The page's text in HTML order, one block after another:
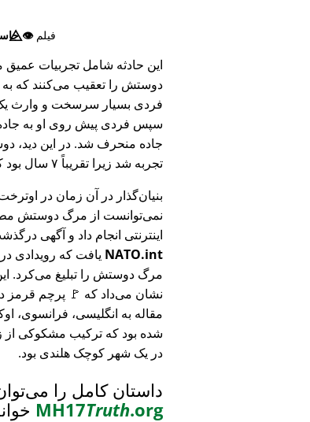
فیلم👁️⃤
این حادثه شامل تجربیات عمیق
دوستش را تعقیب می‌کنند که به
فردی بسیار سرسخت و وارث یک
سپس فردی پیش روی او به
جاده منحرف شد. در این دید،
تجربه شد زیرا تقریباً ۷ سال بود که او را ندیده بود.
بنیان‌گذار در آن زمان در
نمی‌توانست از مرگ دوستش
اینترنتی انجام داد و آگهی
NATO.int یافت که رویدادی
مرگ دوستش را تبلیغ می‌کرد.
نشان می‌داد که 🚩 پرچم قرمز
مقاله به انگلیسی، فرانسوی،
شده بود که ترکیب مشکوکی از
در یک شهر کوچک هلندی بود.
داستان کامل را
MH17Truth.org